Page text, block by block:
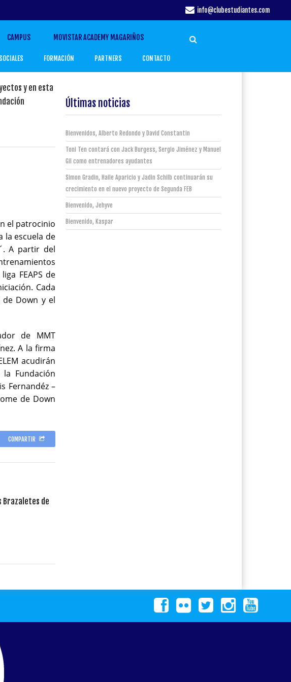
info@clubestudiantes.com
CAMPUS MOVISTAR ACADEMY MAGARIÑOS
FORMACIÓN PARTNERS CONTACTO
y en esta
el patrocinio
la escuela de
A partir del
FEAPS de
Cada
Down y el
de MMT
A la firma
acudirán
Fundación
Fernandéz –
de Down
COMPARTIR
Brazaletes de
Últimas noticias
Bienvenidos, Alberto Redondo y David Constantin
Toni Ten contará con Jack Burgess, Sergio Jiménez y Manuel
Gil como entrenadores ayudantes
Simon Gradin, Haile Aparicio y Jadin Schilb continuarán su
crecimiento en el nuevo proyecto de Segunda FEB
Bienvenido, Jehyve
Bienvenido, Kaspar